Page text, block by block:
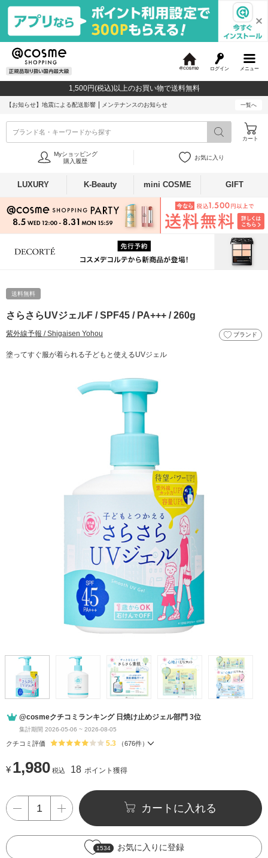
メニュー
ログイン
c
o
1,500円(税込)以上のお買い物で送料無料
【お知らせ】 地震による配送影響 メンテナンスのお知らせ 一覧へ
ブランド名・キーワードから探す
カート
Myショッピング
購入履歴
お気に入り
LUXURY K-Beauty mini COSME GIFT
送料無料
さらさらUVジェルF / SPF45 / PA+++ / 260g
紫外線予報 / Shigaisen Yohou ブランド
塗ってすぐ服が着られる子どもと使えるUVジェル
@cosmeクチコミランキング 日焼け止めジェル部門 3位
集計期間 2026-05-06 ~ 2026-08-05
クチコミ評価 5.3 （676件）
¥ 1,980 税込 18 ポイント獲得
カートに入れる
1534 お気に入りに登録